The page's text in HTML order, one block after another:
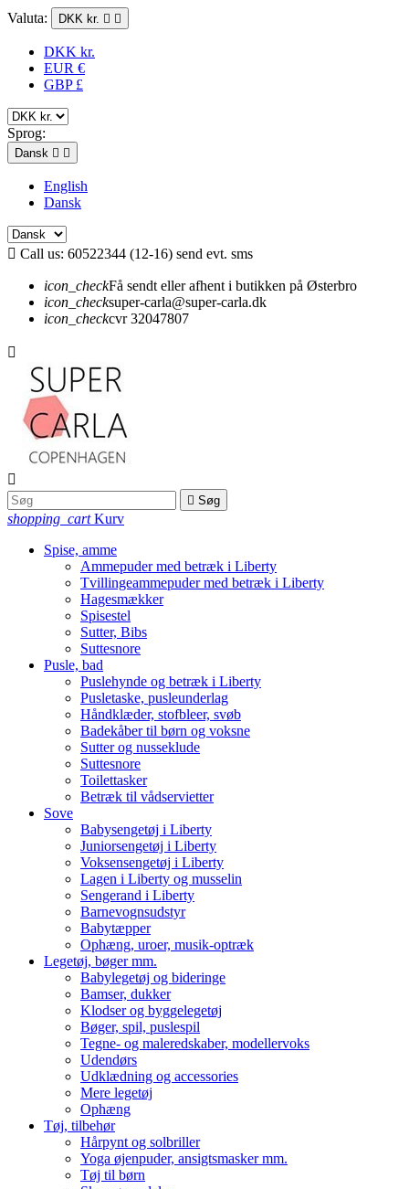
Valuta: DKK kr.  
DKK kr.
EUR €
GBP £
Sprog:
Dansk  
English
Dansk
 Call us: 60522344 (12-16) send evt. sms
icon_checkFå sendt eller afhent i butikken på Østerbro
icon_checksuper-carla@super-carla.dk
icon_checkcvr 32047807


 Søg
shopping_cart Kurv
Spise, amme
Ammepuder med betræk i Liberty
Tvillingeammepuder med betræk i Liberty
Hagesmækker
Spisestel
Sutter, Bibs
Suttesnore
Pusle, bad
Puslehynde og betræk i Liberty
Pusletaske, pusleunderlag
Håndklæder, stofbleer, svøb
Badekåber til børn og voksne
Sutter og nusseklude
Suttesnore
Toilettasker
Betræk til vådservietter
Sove
Babysengetøj i Liberty
Juniorsengetøj i Liberty
Voksensengetøj i Liberty
Lagen i Liberty og musselin
Sengerand i Liberty
Barnevognsudstyr
Babytæpper
Ophæng, uroer, musik-optræk
Legetøj, bøger mm.
Babylegetøj og bideringe
Bamser, dukker
Klodser og byggelegetøj
Bøger, spil, puslespil
Tegne- og maleredskaber, modellervoks
Udendørs
Udklædning og accessories
Mere legetøj
Ophæng
Tøj, tilbehør
Hårpynt og solbriller
Yoga øjenpuder, ansigtsmasker mm.
Tøj til børn